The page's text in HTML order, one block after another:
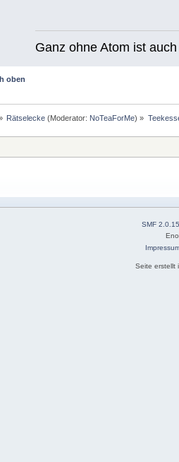
Ganz ohne Atom ist
oben
Rätselecke (Moderator: NoTeaForMe) »
SMF 2.0.15
Seite erstellt